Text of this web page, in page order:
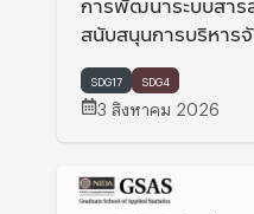
สนับสนุนการบริหาร
เกษตร ที่ Miyaki
university ประเทศญี่
SDG17 SDG4
3 สิงหาคม 2026